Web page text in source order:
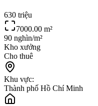
630 triệu
7000.00 m²
90 nghìn/m²
Kho xưởng
Cho thuê
Khu vực:
Thành phố Hồ Chí Minh